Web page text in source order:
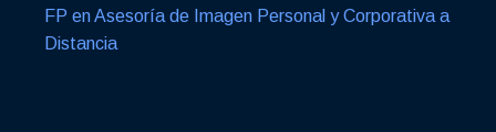
FP en Asesoría de Imagen Personal y Corporativa a
Distancia